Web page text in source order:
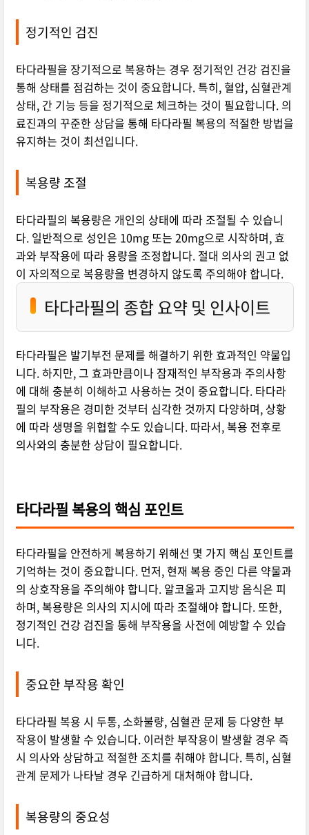
정기적인 검진
타다라필을 장기적으로 복용하는 경우 정기적인 건강 검진을
통해 상태를 점검하는 것이 중요합니다. 특히, 혈압, 심혈관계
상태, 간 기능 등을 정기적으로 체크하는 것이 필요합니다. 의
료진과의 꾸준한 상담을 통해 타다라필 복용의 적절한 방법을
유지하는 것이 최선입니다.
복용량 조절
타다라필의 복용량은 개인의 상태에 따라 조절될 수 있습니
다. 일반적으로 성인은 10mg 또는 20mg으로 시작하며, 효
과와 부작용에 따라 용량을 조정합니다. 절대 의사의 권고 없
이 자의적으로 복용량을 변경하지 않도록 주의해야 합니다.
타다라필의 종합 요약 및 인사이트
타다라필은 발기부전 문제를 해결하기 위한 효과적인 약물입
니다. 하지만, 그 효과만큼이나 잠재적인 부작용과 주의사항
에 대해 충분히 이해하고 사용하는 것이 중요합니다. 타다라
필의 부작용은 경미한 것부터 심각한 것까지 다양하며, 상황
에 따라 생명을 위협할 수도 있습니다. 따라서, 복용 전후로
의사와의 충분한 상담이 필요합니다.
타다라필 복용의 핵심 포인트
타다라필을 안전하게 복용하기 위해선 몇 가지 핵심 포인트를
기억하는 것이 중요합니다. 먼저, 현재 복용 중인 다른 약물과
의 상호작용을 주의해야 합니다. 알코올과 고지방 음식은 피
하며, 복용량은 의사의 지시에 따라 조절해야 합니다. 또한,
정기적인 건강 검진을 통해 부작용을 사전에 예방할 수 있습
니다.
중요한 부작용 확인
타다라필 복용 시 두통, 소화불량, 심혈관 문제 등 다양한 부
작용이 발생할 수 있습니다. 이러한 부작용이 발생할 경우 즉
시 의사와 상담하고 적절한 조치를 취해야 합니다. 특히, 심혈
관계 문제가 나타날 경우 긴급하게 대처해야 합니다.
복용량의 중요성